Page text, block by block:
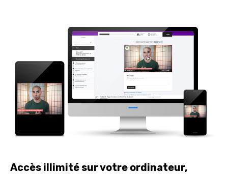
Accès illimité sur votre ordinateur,